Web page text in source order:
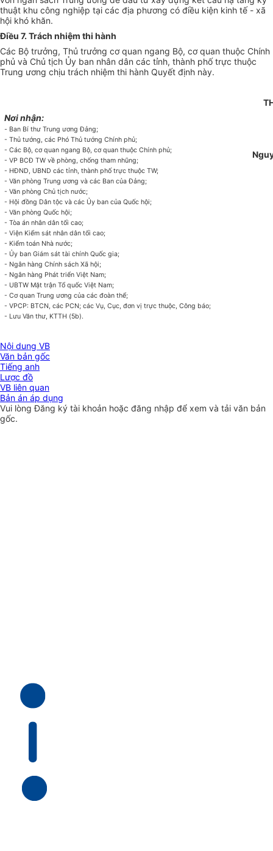
thuật khu công nghiệp tại các địa phương có điều kiện kinh tế - xã
hội khó khăn.
Điều 7. Trách nhiệm thi hành
Các Bộ trưởng, Thủ trưởng cơ quan ngang Bộ, cơ quan thuộc Chính
phủ và Chủ tịch Ủy ban nhân dân các tỉnh, thành phố trực thuộc
Trung ương chịu trách nhiệm thi hành Quyết định này.
Nơi nhận:
- Ban Bí thư Trung ương Đảng;
- Thủ tướng, các Phó Thủ tướng Chính phủ;
- Các Bộ, cơ quan ngang Bộ, cơ quan thuộc Chính phủ;
- VP BCĐ TW về phòng, chống tham nhũng;
- HĐND, UBND các tỉnh, thành phố trực thuộc TW;
- Văn phòng Trung ương và các Ban của Đảng;
- Văn phòng Chủ tịch nước;
- Hội đồng Dân tộc và các Ủy ban của Quốc hội;
- Văn phòng Quốc hội;
- Tòa án nhân dân tối cao;
- Viện Kiểm sát nhân dân tối cao;
- Kiểm toán Nhà nước;
- Ủy ban Giám sát tài chính Quốc gia;
- Ngân hàng Chính sách Xã hội;
- Ngân hàng Phát triển Việt Nam;
- UBTW Mặt trận Tổ quốc Việt Nam;
- Cơ quan Trung ương của các đoàn thể;
- VPCP: BTCN, các PCN; các Vụ, Cục, đơn vị trực thuộc, Công báo;
- Lưu Văn thư, KTTH (5b).
Nội dung VB
Văn bản gốc
Tiếng anh
Lược đồ
VB liên quan
Bản án áp dụng
Vui lòngĐăng ký tài khoản hoặc đăng nhập để xem và tải văn bản
gốc.